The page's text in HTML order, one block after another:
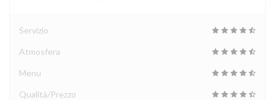
Servizio
Atmosfera
Menu
Qualità/Prezzo